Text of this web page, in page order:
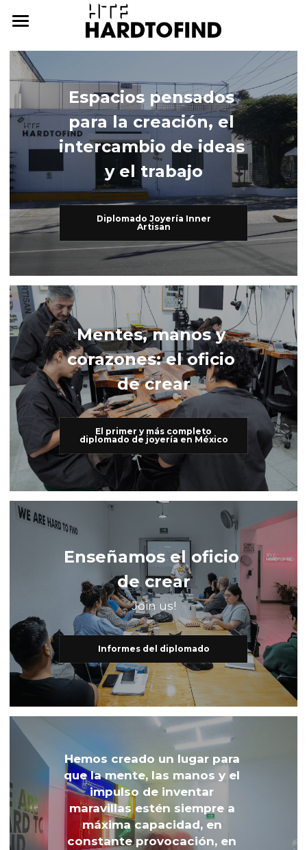
THE WHAT
The What
Inner Artisan
International Workshops
Further Studies
Try Hard
THE WHO
The Who
At Home
Family
Dear Friends
THE WHY
THE HOW
ONLINE CAMPUS
THE ARCHIVE
cursos@htf.org.mx
Espacios pensados
para la creación, el
intercambio de ideas
y el trabajo
Diplomado Joyería Inner
Artisan
Mentes, manos y
corazones: el oficio
de crear
El primer y más completo
diplomado de joyería en México
Enseñamos el oficio
de crear
Join us!
Informes del diplomado
Hemos creado un lugar para
que la mente, las manos y el
impulso de inventar
maravillas estén siempre a
máxima capacidad, en
constante provocación, en